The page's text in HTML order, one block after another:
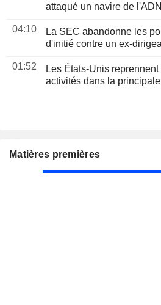
attaqué un navire de
04:10
La SEC abandonne les
d'initié contre un ex-
01:52
Les États-Unis
activités dans la
Matières premières